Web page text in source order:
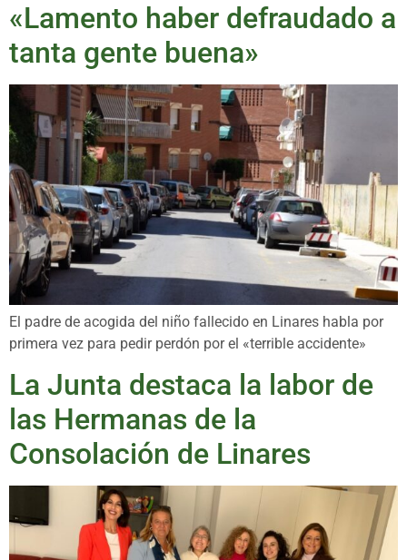
«Lamento haber defraudado a
tanta gente buena»
El padre de acogida del niño fallecido en Linares habla por
primera vez para pedir perdón por el «terrible accidente»
La Junta destaca la labor de
las Hermanas de la
Consolación de Linares